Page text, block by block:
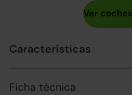
Características
Ficha técnica